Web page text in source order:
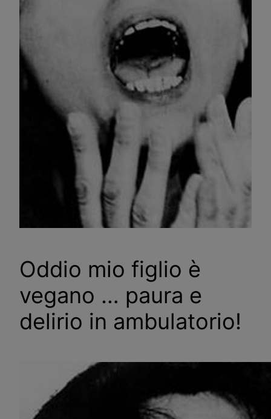
Oddio mio figlio è
vegano … paura e
delirio in ambulatorio!